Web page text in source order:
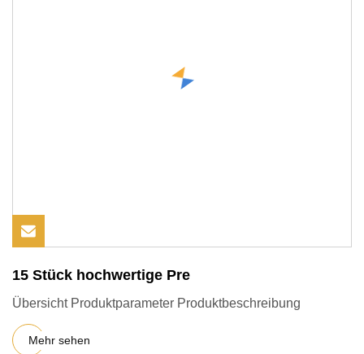
15 Stück hochwertige Pre
Übersicht Produktparameter Produktbeschreibung
Mehr sehen